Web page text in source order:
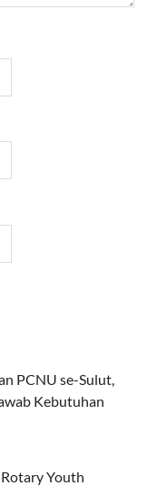
PCNU se-Sulut,
Kebutuhan
Youth